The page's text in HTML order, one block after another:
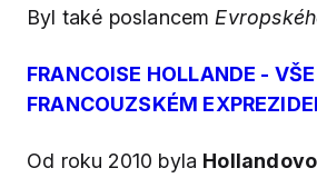
Byl také poslancem
FRANCOISE HOLLANDE - VŠE
FRANCOUZSKÉM
Od roku 2010 byla